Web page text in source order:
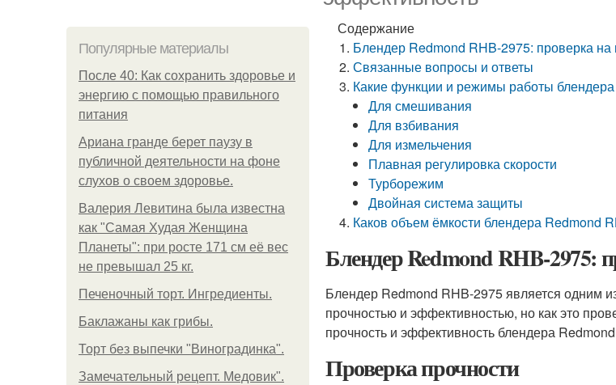
Популярные материалы
После 40: Как сохранить здоровье и
энергию с помощью правильного
питания
Ариана гранде берет паузу в
публичной деятельности на фоне
слухов о своем здоровье.
Валерия Левитина была известна
как "Самая Худая Женщина
Планеты": при росте 171 см её вес
не превышал 25 кг.
Печеночный торт. Ингредиенты.
Баклажаны как грибы.
Торт без выпечки "Виноградинка".
Замечательный рецепт. Медовик".
Содержание
Блендер Redmond RHB-2975: проверка на
Связанные вопросы и ответы
Какие функции и режимы работы
Для смешивания
Для взбивания
Для измельчения
Плавная регулировка скорости
Турборежим
Двойная система защиты
Каков объем ёмкости блендера Redmond
Блендер Redmond RHB-2975:
Блендер Redmond RHB-2975 является одним
прочностью и эффективностью, но как это
прочность и эффективность блендера
Проверка прочности